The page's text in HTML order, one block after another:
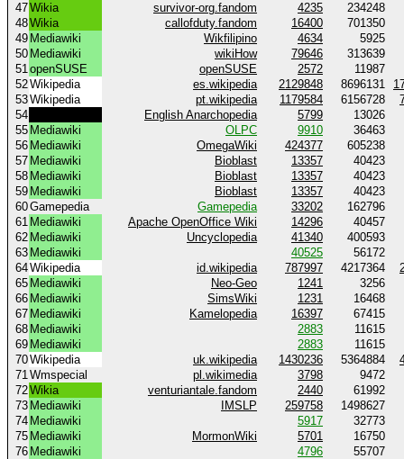
47Wikia survivor-org.fandom 4235
234248
48Wikia callofduty.fandom 16400
701350
49 Mediawiki Wikfilipino 4634
5925
50 Mediawiki wikiHow 79646
313639
51openSUSE openSUSE 2572
11987
52Wikipedia es.wikipedia 2129848 8696131
53Wikipedia pt.wikipedia 1179584 6156728
54
English Anarchopedia 5799
13026
55 Mediawiki OLPC 9910
36463
56 Mediawiki OmegaWiki 424377
605238
57 Mediawiki Bioblast 13357
40423
58 Mediawiki Bioblast 13357
40423
59 Mediawiki Bioblast 13357
40423
60Gamepedia Gamepedia 33202
162796
61 Mediawiki Apache OpenOffice Wiki 14296
40457
62 Mediawiki Uncyclopedia 41340
400593
63 Mediawiki 40525
56172
64Wikipedia id.wikipedia 787997 4217364
65 Mediawiki Neo-Geo 1241
3256
66 Mediawiki SimsWiki 1231
16468
67 Mediawiki Kamelopedia 16397
67415
68 Mediawiki 2883
11615
69 Mediawiki 2883
11615
70Wikipedia uk.wikipedia 1430236 5364884
71Wmspecial pl.wikimedia 3798
9472
72Wikia venturiantale.fandom 2440
61992
73 Mediawiki IMSLP 259758
1498627
74 Mediawiki 5917
32773
75 Mediawiki MormonWiki 5701
16750
76 Mediawiki 4796
55707